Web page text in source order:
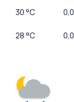
30°C 0,0
28°C 0,0